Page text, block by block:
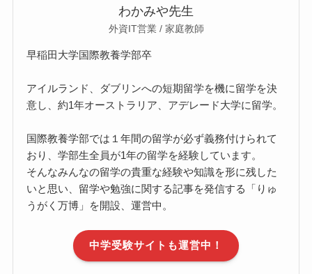
わかみや先生
外資IT営業 / 家庭教師
早稲田大学国際教養学部卒
アイルランド、ダブリンへの短期留学を機に留学を決
意し、約1年オーストラリア、アデレード大学に留学。
国際教養学部では１年間の留学が必ず義務付けられて
おり、学部生全員が1年の留学を経験しています。
そんなみんなの留学の貴重な経験や知識を形に残した
いと思い、留学や勉強に関する記事を発信する「りゅ
うがく万博」を開設、運営中。
中学受験サイトも運営中！